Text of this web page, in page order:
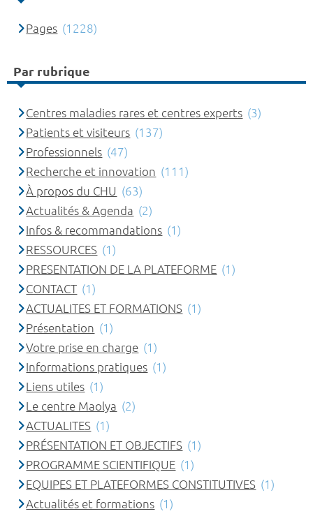
Pages (1228)
Par rubrique
Centres maladies rares et centres experts (3)
Patients et visiteurs (137)
Professionnels (47)
Recherche et innovation (111)
À propos du CHU (63)
Actualités & Agenda (2)
Infos & recommandations (1)
RESSOURCES (1)
PRESENTATION DE LA PLATEFORME (1)
CONTACT (1)
ACTUALITES ET FORMATIONS (1)
Présentation (1)
Votre prise en charge (1)
Informations pratiques (1)
Liens utiles (1)
Le centre Maolya (2)
ACTUALITES (1)
PRÉSENTATION ET OBJECTIFS (1)
PROGRAMME SCIENTIFIQUE (1)
EQUIPES ET PLATEFORMES CONSTITUTIVES (1)
Actualités et formations (1)